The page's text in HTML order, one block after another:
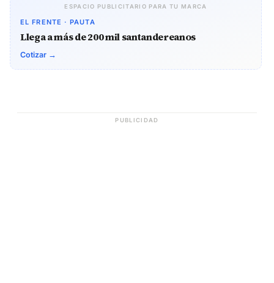
ESPACIO PUBLICITARIO PARA TU MARCA
EL FRENTE · PAUTA
Llega a más de 200 mil santandereanos
Cotizar →
PUBLICIDAD